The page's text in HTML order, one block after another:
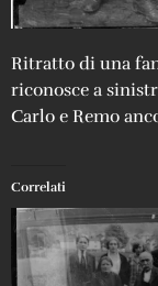
Ritratto di una
riconosce a
Carlo e Remo
Correlati